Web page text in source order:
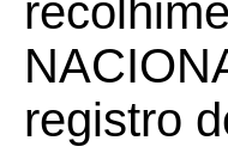
registro